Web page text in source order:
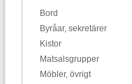
Bord
Byråar, sekretärer
Kistor
Matsalsgrupper
Möbler, övrigt